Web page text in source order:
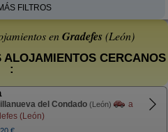
FILTROS
enGradefes(León)
CERCANOS
:
del Condado (León)
a
(León)